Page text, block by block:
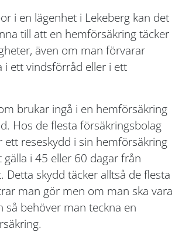
i en lägenhet i Lekeberg kan det
till att en hemförsäkring täcker
även om man förvarar
i ett vindsförråd eller i ett
brukar ingå i en hemförsäkring
Hos de flesta försäkringsbolag
ett reseskydd i sin hemförsäkring
i 45 eller 60 dagar från
Detta skydd täcker alltså de flesta
man gör men om man ska vara
så behöver man teckna en